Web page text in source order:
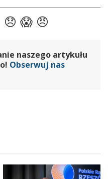
naszego artykułu
Obserwuj nas